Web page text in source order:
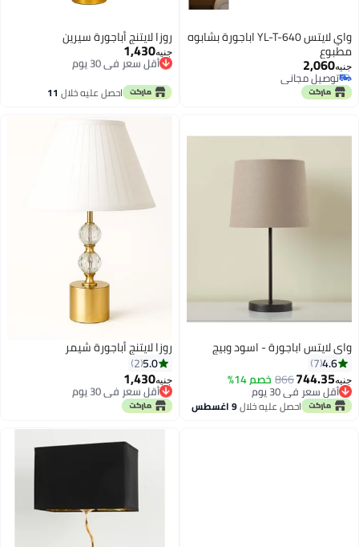
واي لايتس YL-T-640 اباجورة بشابوه
مطبوع
جنيه2,060
توصيل مجاني
توصيل مجاني
روزا لايتنج أباجورة سيرين
جنيه1,430
أقل سعر في 30 يوم
توصيل مجاني
احصل عليه خلال 11
واي لايتس اباجورة - اسود وبيج
4.6
7
جنيه744.35
866 خصم 14%
أقل سعر في 30 يوم
أقل سعر في 30 يوماحصل عليه خلال9 اغسطس
روزا لايتنج أباجورة شيمر
5.0
2
جنيه1,430
أقل سعر في 30 يوم
توصيل مجاني
أقل سعر في 30 يوم